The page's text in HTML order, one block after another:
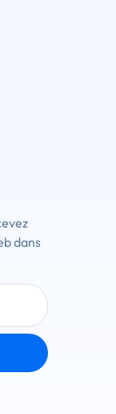
dans